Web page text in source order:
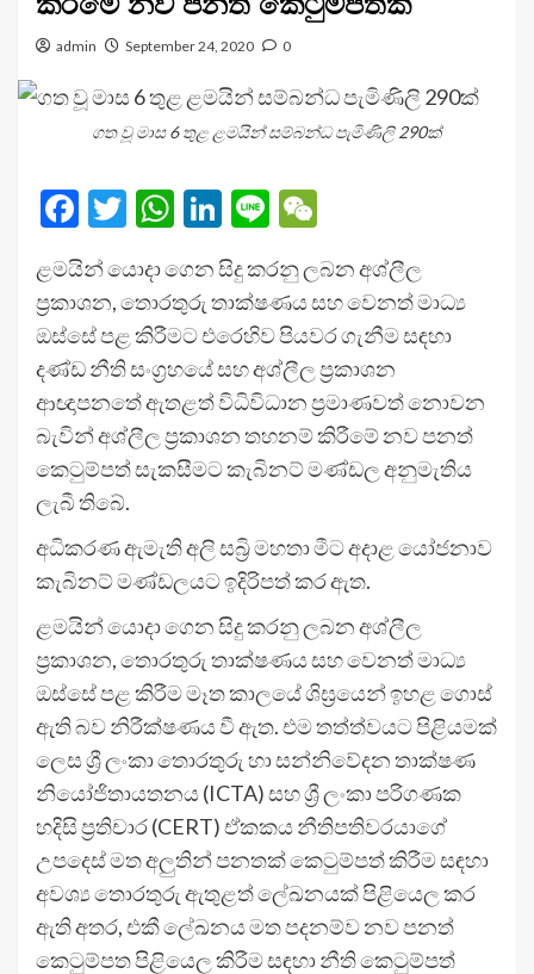
admin September 24, 2020 0
ගත වූ මාස 6 තුළ ළමයින් සම්බන්ධ පැමිණිලි 290ක්
Facebook
Twitter
WhatsApp
LinkedIn
Line
ළමයින් යොදා ගෙන සිදු කරනු ලබන අශ්ලීල
ප්‍රකාශන, තොරතුරු තාක්ෂණය සහ වෙනත් මාධ්‍ය
ඔස්සේ පළ කිරීමට එරෙහිව පියවර ගැනීම සඳහා
දණ්ඩ නීති සංග්‍රහයේ සහ අශ්ලීල ප්‍රකාශන
ආඥාපනතේ ඇතළත් විධිවිධාන ප්‍රමාණවත් නොවන
බැවින් අශ්ලීල ප්‍රකාශන තහනම් කිරීමේ නව පනත්
කෙටුම්පත් සැකසීමට කැබිනට් මණ්ඩල අනුමැතිය
ලැබී තිබේ.
අධිකරණ ඇමැති අලි සබ්‍රි මහතා මීට අදාළ යෝජනාව
කැබිනට් මණ්ඩලයට ඉදිරිපත් කර ඇත.
ළමයින් යොදා ගෙන සිදු කරනු ලබන අශ්ලීල
ප්‍රකාශන, තොරතුරු තාක්ෂණය සහ වෙනත් මාධ්‍ය
ඔස්සේ පළ කිරීම මෑත කාලයේ ශිඝ්‍රයෙන් ඉහළ ගොස්
ඇති බව නිරීක්ෂණය වී ඇත. එම තත්ත්වයට පිළියමක්
ලෙස ශ්‍රී ලංකා තොරතුරු හා සන්නිවේදන තාක්ෂණ
නියෝජිතායතනය (ICTA) සහ ශ්‍රී ලංකා පරිගණක
හදිසි ප්‍රතිචාර (CERT) ඒකකය නීතිපතිවරයාගේ
උපදෙස් මත අලුතින් පනතක් කෙටුම්පත් කිරීම සඳහා
අවශ්‍ය තොරතුරු ඇතුළත් ලේඛනයක් පිළියෙල කර
ඇති අතර, එකී ලේඛනය මත පදනම්ව නව පනත්
කෙටුම්පත පිළියෙල කිරීම සඳහා නීති කෙටුම්පත්